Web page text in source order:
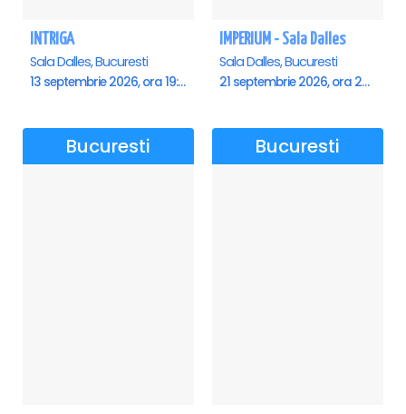
INTRIGA
Sala Dalles, Bucuresti
13 septembrie 2026, ora 19:00
IMPERIUM - Sala Dalles
Sala Dalles, Bucuresti
21 septembrie 2026, ora 20:00
Bucuresti Bucuresti